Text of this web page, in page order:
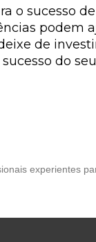
o sucesso
podem
de
do
experientes